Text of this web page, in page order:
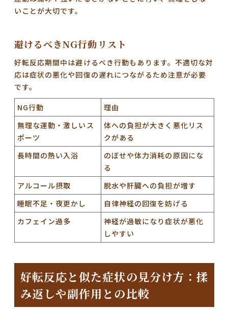
いことが大切です。
避けるべきNG行動リスト
好転反応期間中は避けるべき行動もあります。不適切な対
応は症状の悪化や回復の遅れにつながるため注意が必要
です。
NG行動
理由
無理な運動・激しいス
ポーツ
体への負担が大きく悪化リス
クがある
長時間の熱い入浴
のぼせや体力消耗の原因にな
る
アルコール摂取
脱水や肝臓への負担が増す
睡眠不足・夜更かし
自律神経の回復を妨げる
カフェイン過多
神経が過敏になり症状が悪化
しやすい
好転反応と似た症状の見分け方：揉
み返しや副作用との比較